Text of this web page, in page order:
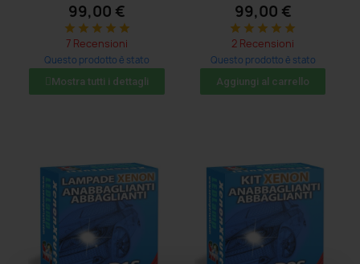
99,00 €
star star star star star
7 Recensioni
Questo prodotto è stato
acquistato: 5 volte
Mostra tutti i dettagli
99,00 €
star star star star star
2 Recensioni
Questo prodotto è stato
acquistato: 5 volte
Aggiungi al carrello